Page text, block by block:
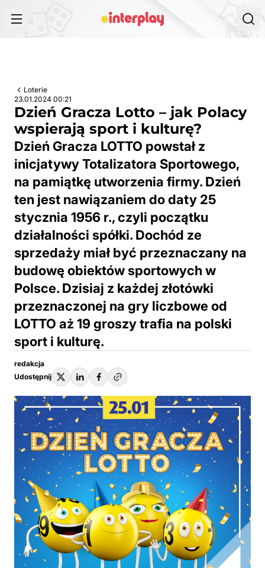
Loterie
23.01.2024 00:21
Dzień Gracza Lotto – jak Polacy
wspierają sport i kulturę?
Dzień Gracza LOTTO powstał z
inicjatywy Totalizatora Sportowego,
na pamiątkę utworzenia firmy. Dzień
ten jest nawiązaniem do daty 25
stycznia 1956 r., czyli początku
działalności spółki. Dochód ze
sprzedaży miał być przeznaczany na
budowę obiektów sportowych w
Polsce. Dzisiaj z każdej złotówki
przeznaczonej na gry liczbowe od
LOTTO aż 19 groszy trafia na polski
sport i kulturę.
redakcja
Udostępnij